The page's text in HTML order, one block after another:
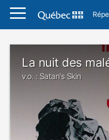
La nuit des
v.o. : Satan's Skin